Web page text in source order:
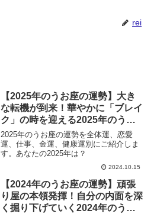
rei
【2025年のうお座の運勢】大き
な転機が到来！華やかに「ブレイ
ク」の時を迎える2025年のうお
座
2025年のうお座の運勢を全体運、恋愛
運、仕事、金運、健康運別にご紹介しま
す。あなたの2025年は？
2024.10.15
【2024年のうお座の運勢】頑張
り屋の本領発揮！自分の内面を深
く掘り下げていく2024年のうお